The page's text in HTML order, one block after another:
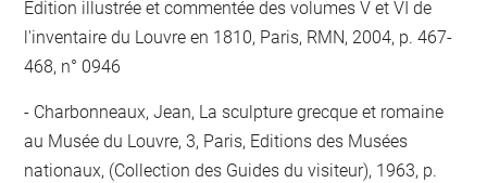
Edition illustrée et commentée des volumes V et VI de
l'inventaire du Louvre en 1810, Paris, RMN, 2004, p. 467-
468, n° 0946
Charbonneaux, Jean, La sculpture grecque et romaine
au Musée du Louvre, 3, Paris, Editions des Musées
nationaux, (Collection des Guides du visiteur), 1963, p.